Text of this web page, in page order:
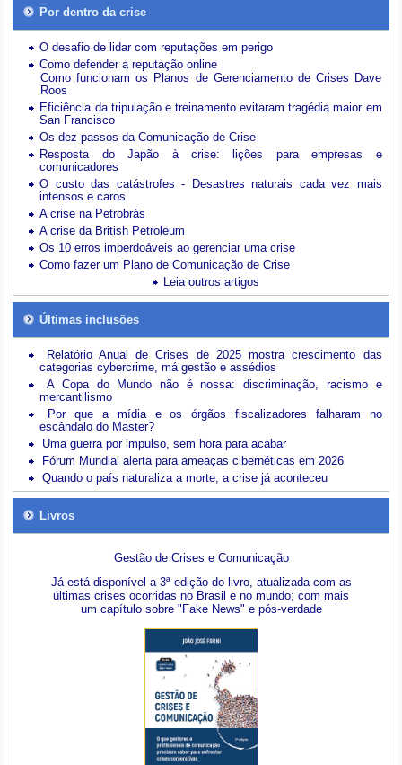
Por dentro da crise
O desafio de lidar com reputações em perigo
Como defender a reputação online
Como funcionam os Planos de Gerenciamento de Crises Dave
Roos
Eficiência da tripulação e treinamento evitaram tragédia maior em
San Francisco
Os dez passos da Comunicação de Crise
Resposta do Japão à crise: lições para empresas e
comunicadores
O custo das catástrofes -
Desastres naturais cada vez mais
intensos e caros
A crise na Petrobrás
A crise da British Petroleum
Os 10 erros imperdoáveis ao gerenciar uma crise
Como fazer um Plano de Comunicação de Crise
Leia outros artigos
Últimas inclusões
Relatório Anual de Crises de 2025 mostra crescimento das
categorias cybercrime, má gestão e assédios
A Copa do Mundo não é nossa: discriminação, racismo e
mercantilismo
Por que a mídia e os órgãos fiscalizadores falharam no
escândalo do Master?
Uma guerra por impulso, sem hora para acabar
Fórum Mundial alerta para ameaças cibernéticas em 2026
Quando o país naturaliza a morte, a crise já aconteceu
Livros
Gestão de Crises e Comunicação
Já está disponível a 3ª edição do livro, atualizada com as
últimas crises ocorridas no Brasil e no mundo; com mais
um capítulo sobre "Fake News" e pós-verdade